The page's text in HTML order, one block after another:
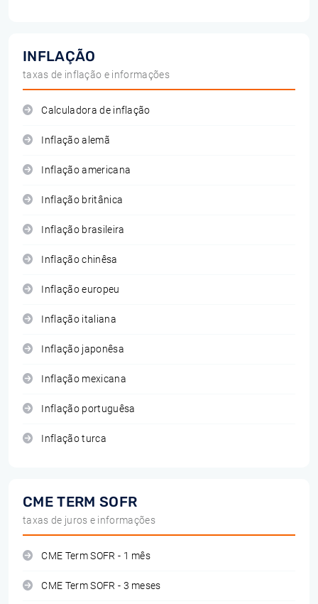
INFLAÇÃO
taxas de inflação e informações
Calculadora de inflação
Inflação alemã
Inflação americana
Inflação britânica
Inflação brasileira
Inflação chinêsa
Inflação europeu
Inflação italiana
Inflação japonêsa
Inflação mexicana
Inflação portuguêsa
Inflação turca
CME TERM SOFR
taxas de juros e informações
CME Term SOFR - 1 mês
CME Term SOFR - 3 meses